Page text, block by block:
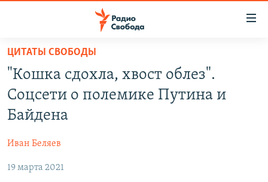
упрощенного
доступа
Вернуться
основному
Вернутся
ПРОГРАММЫ
АВТОРСКИЕ ПРОЕКТЫ
МНЕНИЯ
КУЛЬТУРА
ЦИТАТЫ СВОБОДЫ
"Кошка сдохла, хвост облез".
Соцсети о полемике Путина и
Байдена
Иван Беляев
19 марта 2021